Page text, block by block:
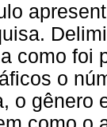
como foi
o
o gênero